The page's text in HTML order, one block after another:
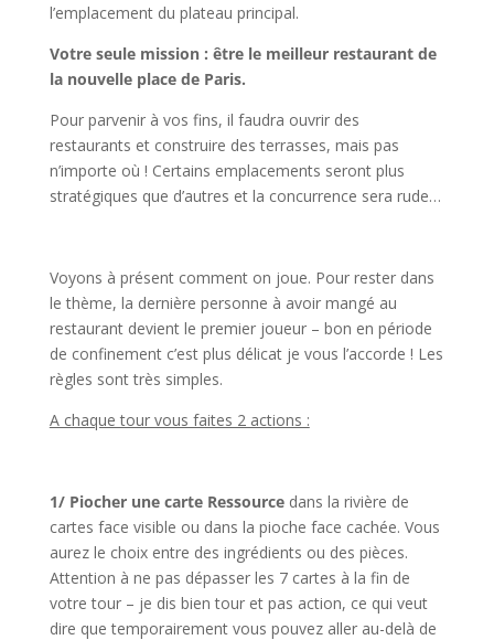
l’emplacement du plateau principal.
Votre seule mission : être le meilleur restaurant de
la nouvelle place de Paris.
Pour parvenir à vos fins, il faudra ouvrir des
restaurants et construire des terrasses, mais pas
n’importe où ! Certains emplacements seront plus
stratégiques que d’autres et la concurrence sera rude…
Voyons à présent comment on joue. Pour rester dans
le thème, la dernière personne à avoir mangé au
restaurant devient le premier joueur – bon en période
de confinement c’est plus délicat je vous l’accorde ! Les
règles sont très simples.
A chaque tour vous faites 2 actions :
1/ Piocher une carte Ressource dans la rivière de
cartes face visible ou dans la pioche face cachée. Vous
aurez le choix entre des ingrédients ou des pièces.
Attention à ne pas dépasser les 7 cartes à la fin de
votre tour – je dis bien tour et pas action, ce qui veut
dire que temporairement vous pouvez aller au-delà de